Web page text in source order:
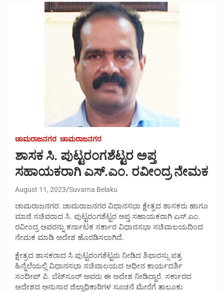
ಚಾಮರಾಜನಗರ ಚಾಮರಾಜನಗರ
ಶಾಸಕ ಸಿ. ಪುಟ್ಟರಂಗಶೆಟ್ಟರ ಅಪ್ತ
ಸಹಾಯಕರಾಗಿ ಎಸ್.ಎಂ. ರವೀಂದ್ರ ನೇಮಕ
August 11, 2023 Suvarna Belaku
ಚಾಮರಾಜನಗರ: ಚಾಮರಾಜನಗರ ವಿಧಾನಸಭಾ ಕ್ಷೇತ್ರದ ಶಾಸಕರು ಹಾಗೂ
ಮಾಜಿ ಸಚಿವರಾದ ಸಿ. ಪುಟ್ಟರಂಗಶೆಟ್ಟರ ಅಪ್ತ ಸಹಾಯಕರಾಗಿ ಎಸ್.ಎಂ.
ರವೀಂದ್ರ ಅವರನ್ನು ಕರ್ನಾಟಕ ಸರ್ಕಾರ ವಿಧಾನಸಭಾ ಸಚಿವಾಲಯದಿಂದ
ನೇಮಕ ಮಾಡಿ ಅದೇಶ ಹೊರಡಿಸಲಾಗಿದೆ.
ಕ್ಷೇತ್ರದ ಶಾಸಕರಾದ ಸಿ.ಪುಟ್ಟರಂಗಶೆಟ್ಟರು ನೀಡಿದ ಶಿಫಾರಸ್ಸು ಪತ್ರ
ಹಿನ್ನೆಲೆಯಲ್ಲಿ ವಿಧಾನಸಭಾ ಸಚಿವಾಲಯದ ಅಧೀನ ಕಾರ್ಯದರ್ಶಿ
ಸಂದೀಪ್ ಪಿ. ಬೆಟ್‌ಸೂರ್ ಅವರು ಈ ಅದೇಶ ನೀಡಿದ್ದಾರೆ. ಸರ್ಕಾರದ
ಆದೇಶದ ಅನುಸಾರ ಜಿಲ್ಲಾಧಿಕಾರಿಗಳ ಸೂಚನೆ ಮೇರೆಗೆ ತಾಲೂಕು